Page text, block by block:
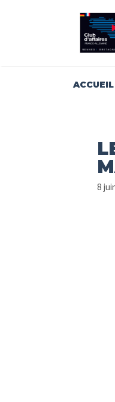
ACCUEIL
8